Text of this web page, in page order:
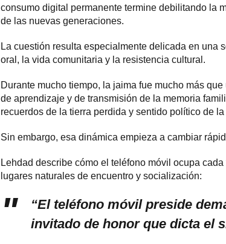
consumo digital permanente termine debilitando la
de las nuevas generaciones.
La cuestión resulta especialmente delicada en una
oral, la vida comunitaria y la resistencia cultural.
Durante mucho tiempo, la jaima fue mucho más
de aprendizaje y de transmisión de la memoria
recuerdos de la tierra perdida y sentido político de
Sin embargo, esa dinámica empieza a cambiar
Lehdad describe cómo el teléfono móvil ocupa
lugares naturales de encuentro y socialización:
“El teléfono móvil preside
invitado de honor que dicta el